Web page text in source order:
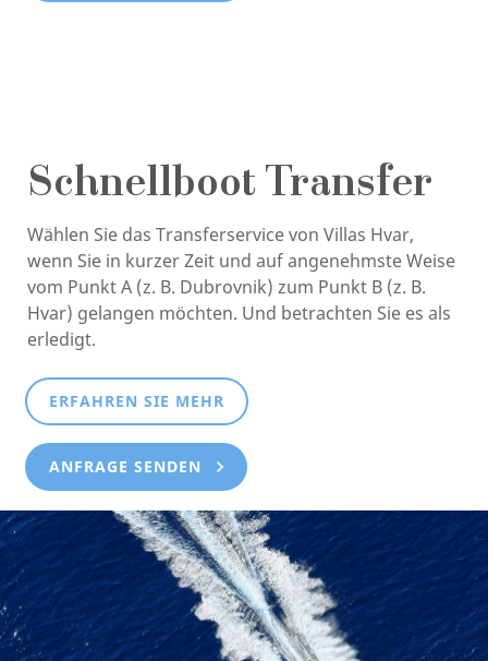
Schnellboot Transfer
Wählen Sie das Transferservice von Villas Hvar,
wenn Sie in kurzer Zeit und auf angenehmste Weise
vom Punkt A (z. B. Dubrovnik) zum Punkt B (z. B.
Hvar) gelangen möchten. Und betrachten Sie es als
erledigt.
ERFAHREN SIE MEHR
ANFRAGE SENDEN